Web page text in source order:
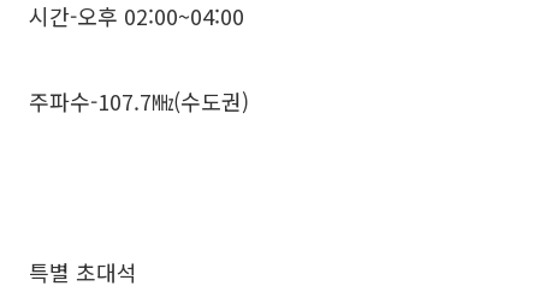
시간-오후 02:00~04:00
주파수-107.7㎒(수도권)
특별 초대석